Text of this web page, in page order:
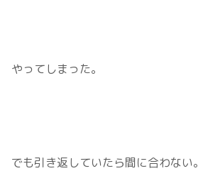
やってしまった。
でも引き返していたら間に合わない。